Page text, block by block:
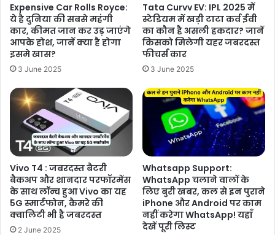
Expensive Car Rolls Royce:
ये है दुनिया की सबसे महंगी
कार, कीमत जान कर उड़ जाएंगे
आपके होश, जानें क्या है होगा
इसमे खास?
3 June 2025
Tata Curvv EV: IPL 2025 में
स्टेडियम में खड़ी टाटा कर्व ईवी
का कौन है असली हकदार? जानें
किसको मिलेगी यहर जबरदस्त
फीचर्स कार
3 June 2025
Vivo T4 : जबरदस्त बैटरी
बैकअप और शानदार परफॉरमेंस
के साथ लॉन्च हुआ Vivo का यह
5G स्मार्टफोन, कैमरे की
क्वालिटी भी है जबरदस्त
2 June 2025
Whatsapp Support:
WhatsApp चलाने वालों के
लिए बुरी खबर, कल से इन पुराने
iPhone और Android पर काम
नहीं करेगा WhatsApp! यहाँ
देखें पूरी लिस्ट